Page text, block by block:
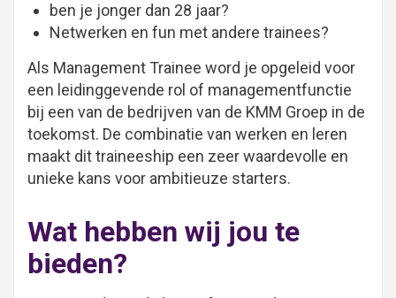
ben je jonger dan 28 jaar?
Netwerken en fun met andere trainees?
Als Management Trainee word je opgeleid voor
een leidinggevende rol of managementfunctie
bij een van de bedrijven van de KMM Groep in de
toekomst. De combinatie van werken en leren
maakt dit traineeship een zeer waardevolle en
unieke kans voor ambitieuze starters.
Wat hebben wij jou te
bieden?